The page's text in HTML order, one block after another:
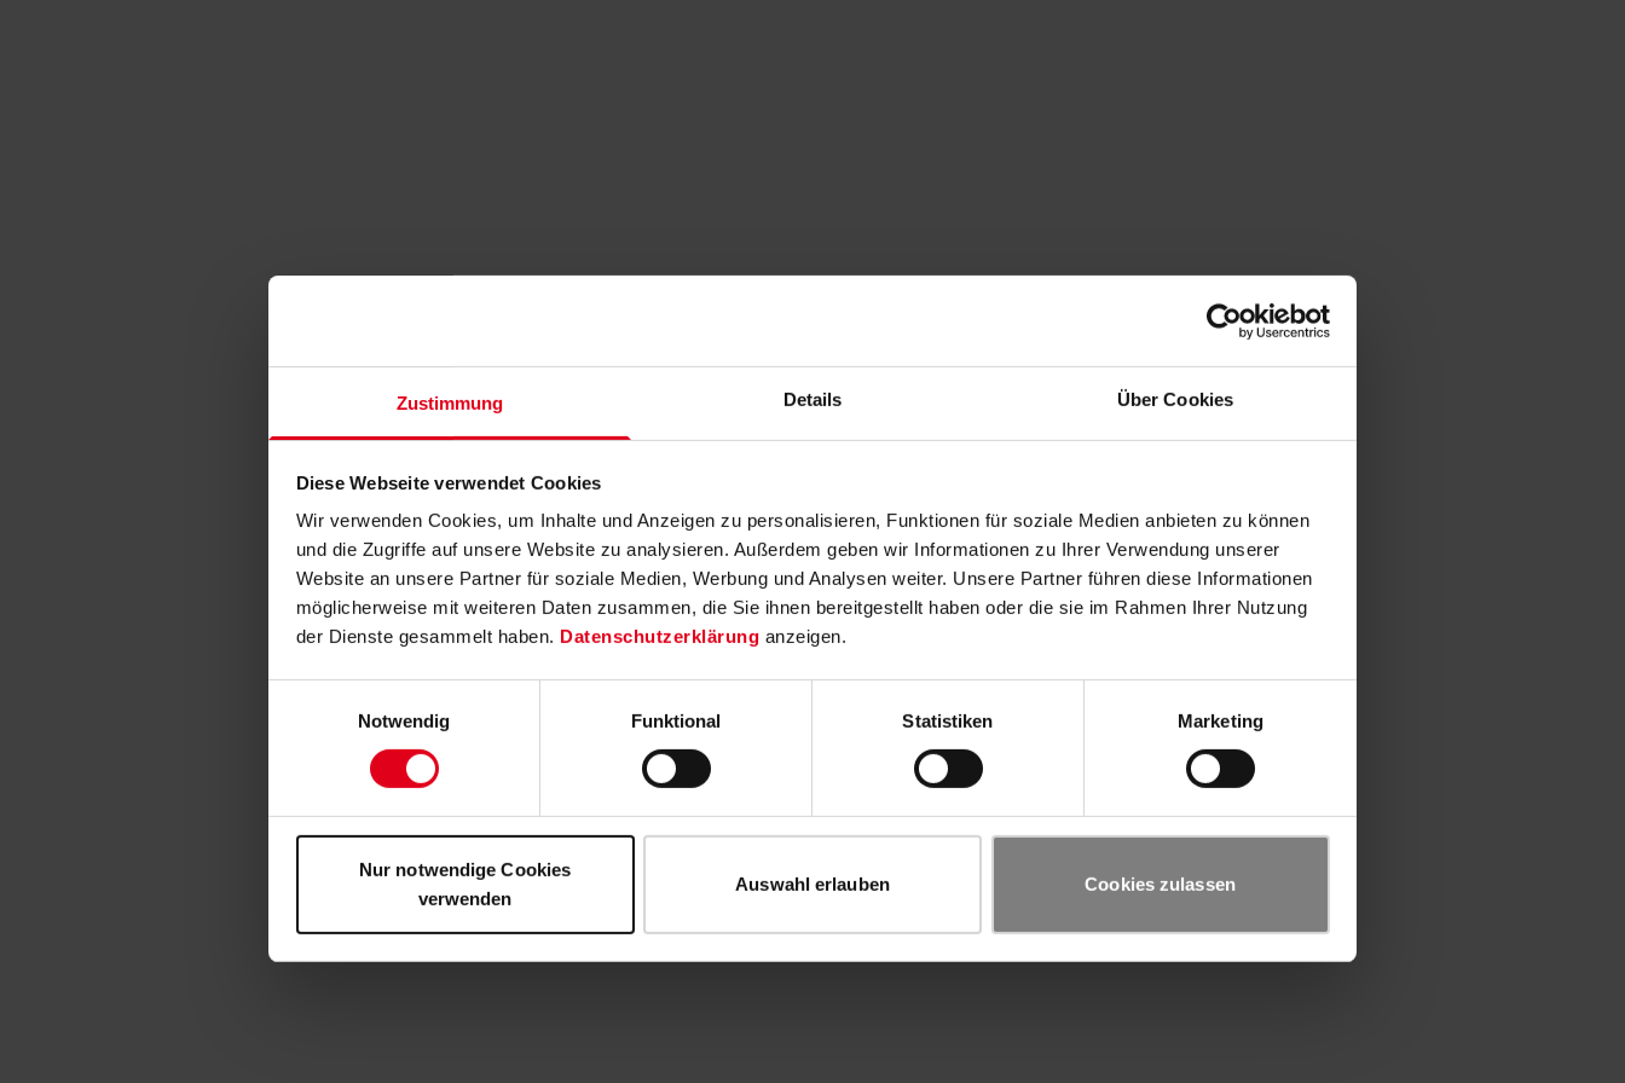
Zustimmung Details Über Cookies
Diese Webseite verwendet Cookies
Wir verwenden Cookies, um Inhalte und Anzeigen zu personalisieren, Funktionen für soziale Medien anbieten zu können
und die Zugriffe auf unsere Website zu analysieren. Außerdem geben wir Informationen zu Ihrer Verwendung unserer
Website an unsere Partner für soziale Medien, Werbung und Analysen weiter. Unsere Partner führen diese Informationen
möglicherweise mit weiteren Daten zusammen, die Sie ihnen bereitgestellt haben oder die sie im Rahmen Ihrer Nutzung
der Dienste gesammelt haben. Datenschutzerklärung anzeigen.
Notwendig
Funktional Statistiken Marketing
Nur notwendige Cookies
verwenden
Auswahl erlauben Cookies zulassen